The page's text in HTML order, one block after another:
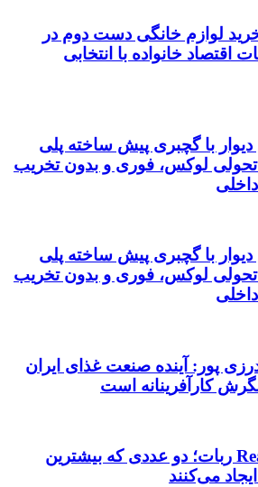
لوازم خانگی دست دوم در
اقتصاد خانواده با انتخابی
دیوار با گچبری پیش ساخته پلی
تحولی لوکس، فوری و بدون تخریب
دیوار با گچبری پیش ساخته پلی
تحولی لوکس، فوری و بدون تخریب
پور: آینده صنعت غذای ایران
کارآفرینانه است
Payload و Reach ربات؛ دو عددی که بیشترین
می‌کنند